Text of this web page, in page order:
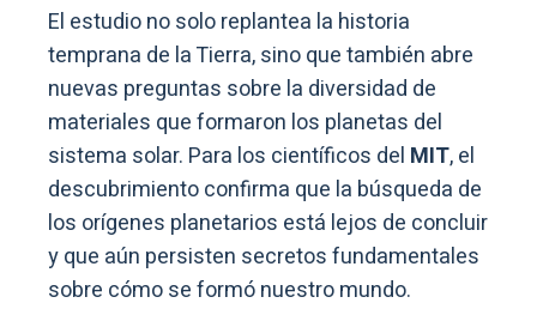
El estudio no solo replantea la historia
temprana de la Tierra, sino que también abre
nuevas preguntas sobre la diversidad de
materiales que formaron los planetas del
sistema solar. Para los científicos del MIT, el
descubrimiento confirma que la búsqueda de
los orígenes planetarios está lejos de concluir
y que aún persisten secretos fundamentales
sobre cómo se formó nuestro mundo.